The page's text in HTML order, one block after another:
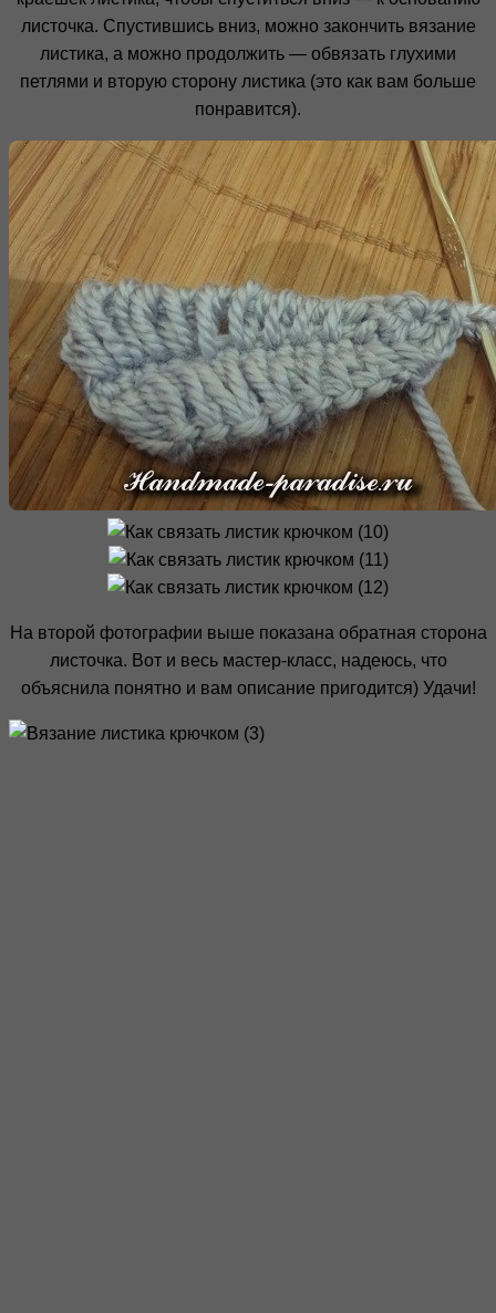
листочка. Спустившись вниз, можно закончить вязание
листика, а можно продолжить — обвязать глухими
петлями и вторую сторону листика (это как вам больше
понравится).
На второй фотографии выше показана обратная сторона
листочка. Вот и весь мастер-класс, надеюсь, что
объяснила понятно и вам описание пригодится) Удачи!